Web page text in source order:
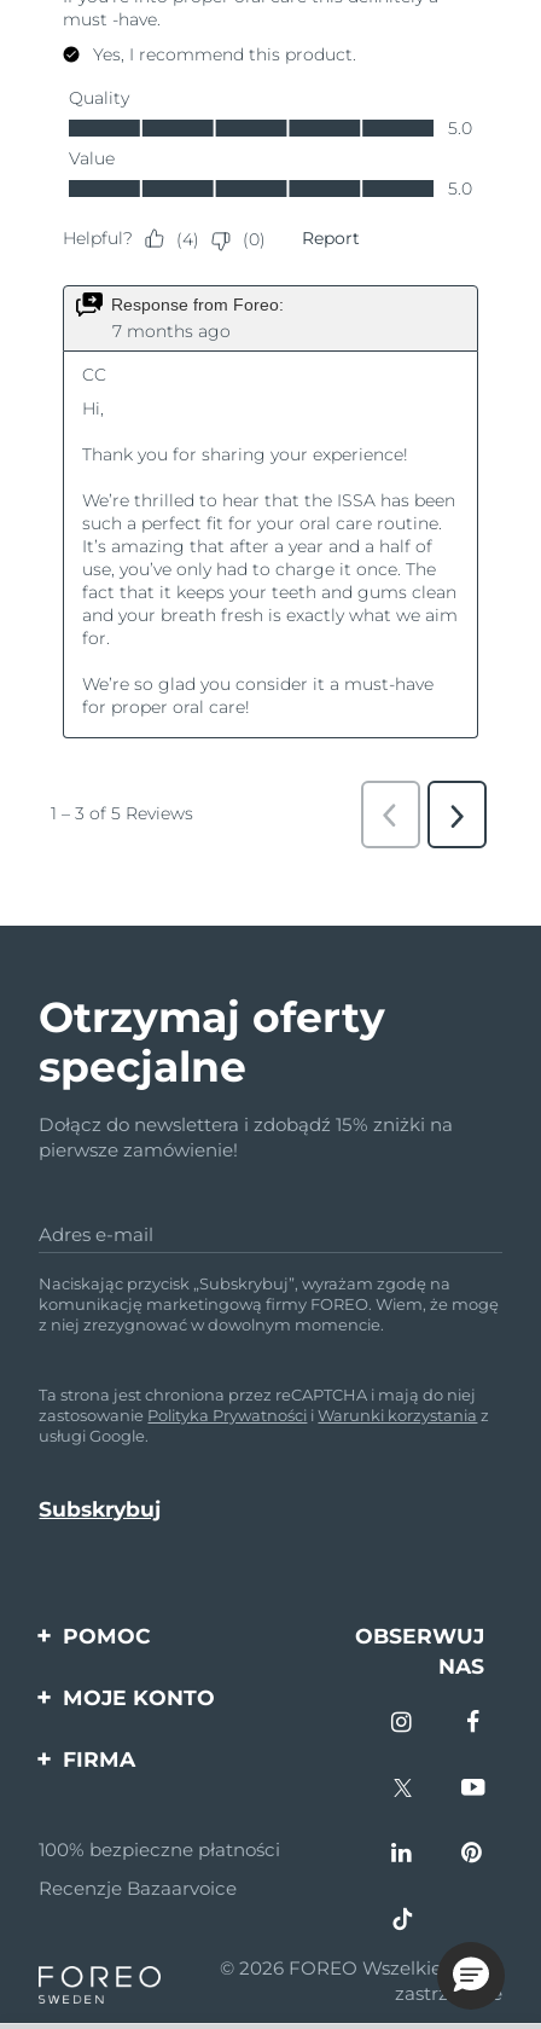
Otrzymaj oferty
specjalne
Dołącz do newslettera i zdobądź 15% zniżki na
pierwsze zamówienie!
Adres e-mail
Naciskając przycisk „Subskrybuj”, wyrażam zgodę na
komunikację marketingową firmy FOREO. Wiem, że mogę
z niej zrezygnować w dowolnym momencie.
Ta strona jest chroniona przez reCAPTCHA i mają do niej
zastosowanie Polityka Prywatności iWarunki korzystania z
usługi Google.
POMOC
Kontakt
OBSERWUJ
NAS
MOJE KONTO
FIRMA
Program partnerski
Wiadomości
MYSA
Dystrybutorzy
100% bezpieczne płatności
Recenzje Bazaarvoice
© 2026 FOREO Wszelkie prawa
zastrzeżone